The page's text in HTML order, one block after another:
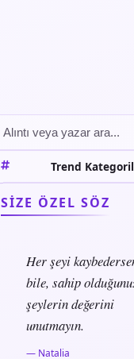
Trend
SIZE ÖZEL SÖZ
Her şeyi
bile, sahip
şeylerin değerini
unutmayın.
— Natalia